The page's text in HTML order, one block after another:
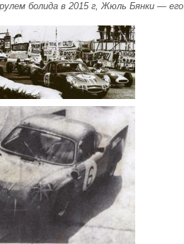
болида в 2015 г, Жюль Бянки — его